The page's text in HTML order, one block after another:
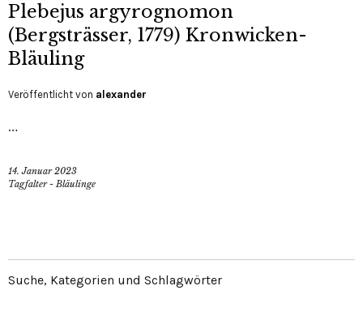
Plebejus argyrognomon
(Bergsträsser, 1779) Kronwicken-
Bläuling
Veröffentlicht von alexander
…
14. Januar 2023
Tagfalter - Bläulinge
Suche, Kategorien und Schlagwörter